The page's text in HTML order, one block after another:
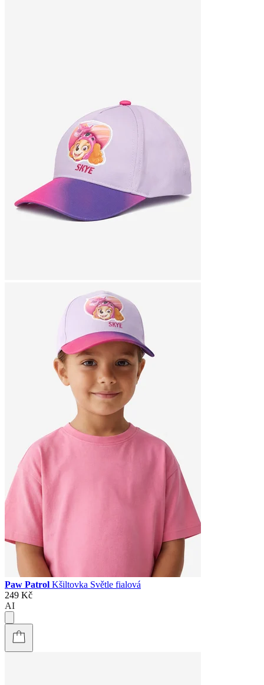
Paw Patrol Kšiltovka Světle fialová
249 Kč
AI